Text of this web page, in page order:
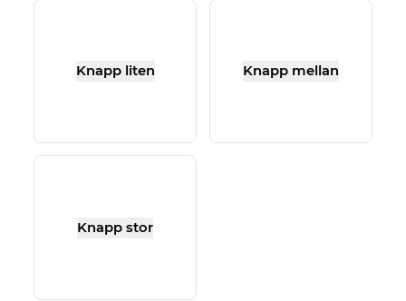
Knapp liten Knapp mellan
Knapp stor